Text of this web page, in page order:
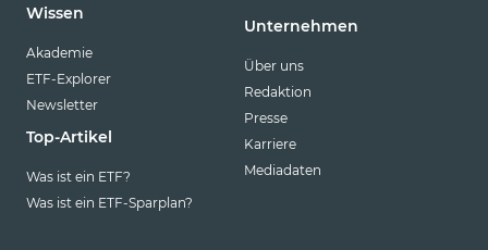
Wissen
Akademie
ETF-Explorer
Newsletter
Top-Artikel
Was ist ein ETF?
Was ist ein ETF-Sparplan?
Unternehmen
Über uns
Redaktion
Presse
Karriere
Mediadaten